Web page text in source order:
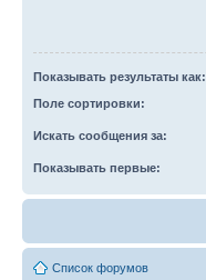
Показывать результаты как:
Поле сортировки:
Искать сообщения за:
Показывать первые:
Список форумов